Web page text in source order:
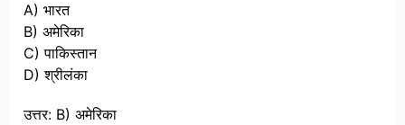
A) भारत
B) अमेरिका
C) पाकिस्तान
D) श्रीलंका
उत्तर: B) अमेरिका